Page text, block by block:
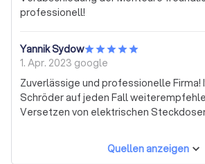
professionell!
Yannik Sydow
1. Apr. 2023 google
Zuverlässige und professionelle Firma!
Schröder auf jeden Fall
Versetzen von elektrischen
Quellen anzeigen